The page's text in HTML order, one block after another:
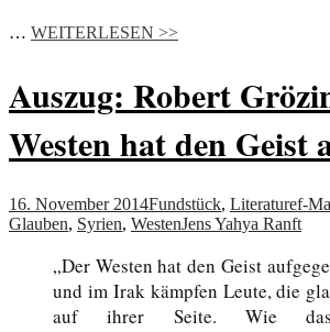
… WEITERLESEN >>
Auszug: Robert
Westen hat den Geist
16. November 2014Fundstück, Literaturef-
Glauben, Syrien, WestenJens Yahya Ranft
„Der Westen hat den Geist
und im Irak kämpfen Leute, die
auf ihrer Seite. Wie